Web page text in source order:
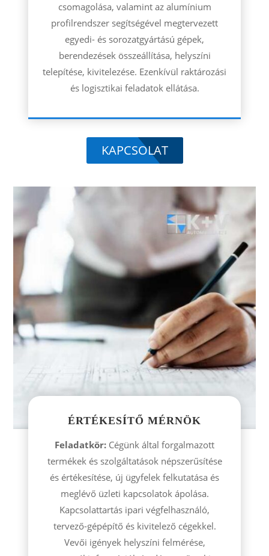
csomagolása, valamint az alumínium
profilrendszer segítségével megtervezett
egyedi- és sorozatgyártású gépek,
berendezések összeállítása, helyszíni
telepítése, kivitelezése. Ezenkívül raktározási
és logisztikai feladatok ellátása.
KAPCSOLAT
ÉRTÉKESÍTŐ MÉRNÖK
Feladatkör: Cégünk által forgalmazott
termékek és szolgáltatások népszerűsítése
és értékesítése, új ügyfelek felkutatása és
meglévő üzleti kapcsolatok ápolása.
Kapcsolattartás ipari végfelhasználó,
tervező-gépépítő és kivitelező cégekkel.
Vevői igények helyszíni felmérése,